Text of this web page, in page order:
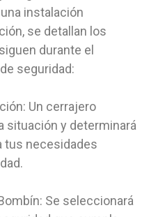
instalación
se detallan los
durante el
seguridad:
Un cerrajero
situación y determinará
tus necesidades
Se seleccionará